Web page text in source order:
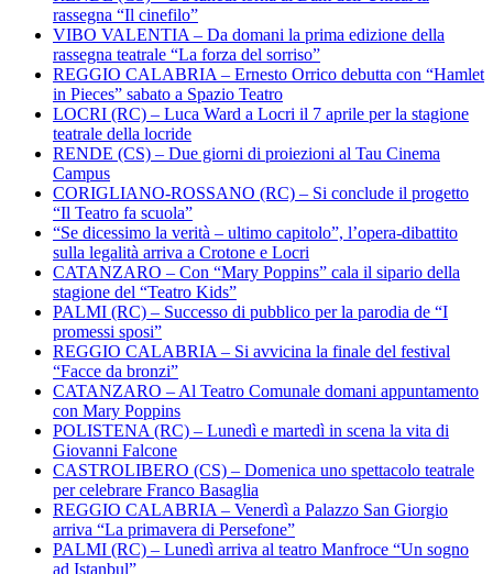
rassegna “Il cinefilo”
VIBO VALENTIA – Da domani la prima edizione della
rassegna teatrale “La forza del sorriso”
REGGIO CALABRIA – Ernesto Orrico debutta con “Hamlet
in Pieces” sabato a Spazio Teatro
LOCRI (RC) – Luca Ward a Locri il 7 aprile per la stagione
teatrale della locride
RENDE (CS) – Due giorni di proiezioni al Tau Cinema
Campus
CORIGLIANO-ROSSANO (RC) – Si conclude il progetto
“Il Teatro fa scuola”
“Se dicessimo la verità – ultimo capitolo”, l’opera-dibattito
sulla legalità arriva a Crotone e Locri
CATANZARO – Con “Mary Poppins” cala il sipario della
stagione del “Teatro Kids”
PALMI (RC) – Successo di pubblico per la parodia de “I
promessi sposi”
REGGIO CALABRIA – Si avvicina la finale del festival
“Facce da bronzi”
CATANZARO – Al Teatro Comunale domani appuntamento
con Mary Poppins
POLISTENA (RC) – Lunedì e martedì in scena la vita di
Giovanni Falcone
CASTROLIBERO (CS) – Domenica uno spettacolo teatrale
per celebrare Franco Basaglia
REGGIO CALABRIA – Venerdì a Palazzo San Giorgio
arriva “La primavera di Persefone”
PALMI (RC) – Lunedì arriva al teatro Manfroce “Un sogno
ad Istanbul”